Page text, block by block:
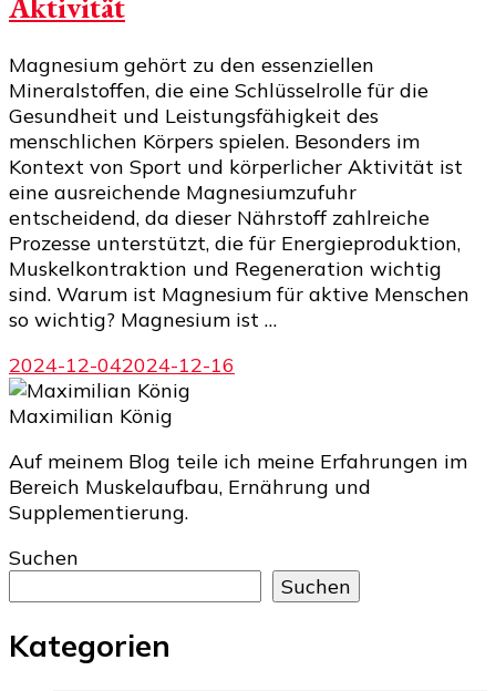
Magnesium gehört zu den essenziellen
Mineralstoffen, die eine Schlüsselrolle für die
Gesundheit und Leistungsfähigkeit des
menschlichen Körpers spielen. Besonders im
Kontext von Sport und körperlicher Aktivität ist
eine ausreichende Magnesiumzufuhr
entscheidend, da dieser Nährstoff zahlreiche
Prozesse unterstützt, die für Energieproduktion,
Muskelkontraktion und Regeneration wichtig
sind. Warum ist Magnesium für aktive Menschen
so wichtig? Magnesium ist …
2024-12-042024-12-16
Maximilian König
Auf meinem Blog teile ich meine Erfahrungen im
Bereich Muskelaufbau, Ernährung und
Supplementierung.
Suchen
Suchen
Kategorien